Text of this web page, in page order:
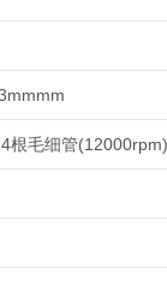
根毛细管